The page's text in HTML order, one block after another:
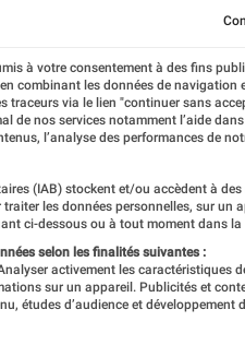
à votre consentement à des fins
combinant les données de navigation
traceurs via le lien "continuer sans
de nos services notamment l’aide
l’analyse des performances de
(IAB) stockent et/ou accèdent à
les données personnelles, sur un
ci-dessous ou à tout moment dans la
selon les finalités suivantes :
activement les caractéristiques
sur un appareil. Publicités et
études d’audience et développement